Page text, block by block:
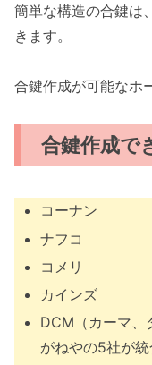
簡単な構造の合鍵は
きます。
合鍵作成が可能なホ
合鍵作成で
コーナン
ナフコ
コメリ
カインズ
DCM（カーマ、
がねやの5社が統